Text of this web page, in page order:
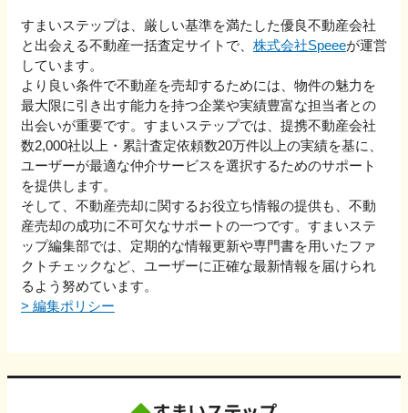
すまいステップは、厳しい基準を満たした優良不動産会社
と出会える不動産一括査定サイトで、 株式会社Speeeが運営
しています。
より良い条件で不動産を売却するためには、物件の魅力を
最大限に引き出す能力を持つ企業や実績豊富な担当者との
出会いが重要です。すまいステップでは、提携不動産会社
数2,000社以上・累計査定依頼数20万件以上の実績を基に、
ユーザーが最適な仲介サービスを選択するためのサポート
を提供します。
そして、不動産売却に関するお役立ち情報の提供も、不動
産売却の成功に不可欠なサポートの一つです。すまいステ
ップ編集部では、定期的な情報更新や専門書を用いたファ
クトチェックなど、ユーザーに正確な最新情報を届けられ
るよう努めています。
> 編集ポリシー